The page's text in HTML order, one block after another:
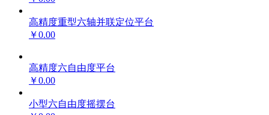
高精度重型六轴并联定位平台
￥0.00
高精度六自由度平台
￥0.00
小型六自由度摇摆台